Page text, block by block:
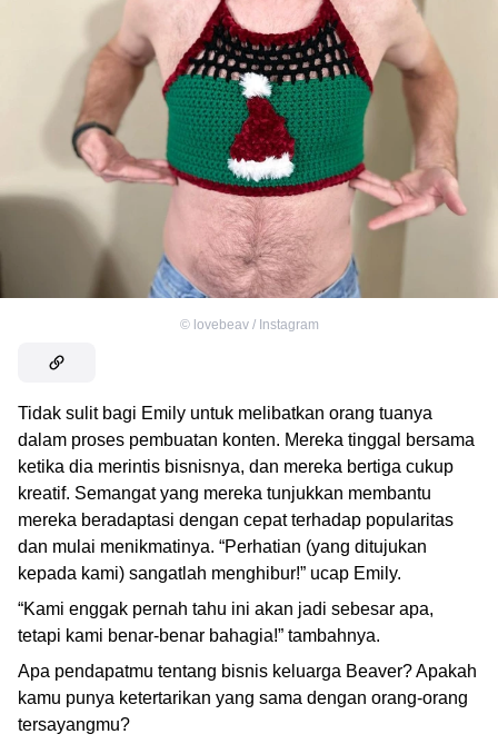
© lovebeav / Instagram
Tidak sulit bagi Emily untuk melibatkan orang tuanya
dalam proses pembuatan konten. Mereka tinggal bersama
ketika dia merintis bisnisnya, dan mereka bertiga cukup
kreatif. Semangat yang mereka tunjukkan membantu
mereka beradaptasi dengan cepat terhadap popularitas
dan mulai menikmatinya. “Perhatian (yang ditujukan
kepada kami) sangatlah menghibur!” ucap Emily.
“Kami enggak pernah tahu ini akan jadi sebesar apa,
tetapi kami benar-benar bahagia!” tambahnya.
Apa pendapatmu tentang bisnis keluarga Beaver? Apakah
kamu punya ketertarikan yang sama dengan orang-orang
tersayangmu?